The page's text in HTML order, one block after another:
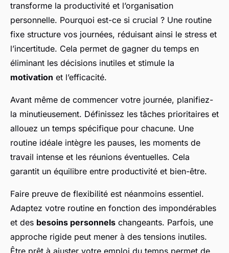
transforme la productivité et l’organisation
personnelle. Pourquoi est-ce si crucial ? Une routine
fixe structure vos journées, réduisant ainsi le stress et
l’incertitude. Cela permet de gagner du temps en
éliminant les décisions inutiles et stimule la
motivation et l’efficacité.
Avant même de commencer votre journée, planifiez-
la minutieusement. Définissez les tâches prioritaires et
allouez un temps spécifique pour chacune. Une
routine idéale intègre les pauses, les moments de
travail intense et les réunions éventuelles. Cela
garantit un équilibre entre productivité et bien-être.
Faire preuve de flexibilité est néanmoins essentiel.
Adaptez votre routine en fonction des impondérables
et des besoins personnels changeants. Parfois, une
approche rigide peut mener à des tensions inutiles.